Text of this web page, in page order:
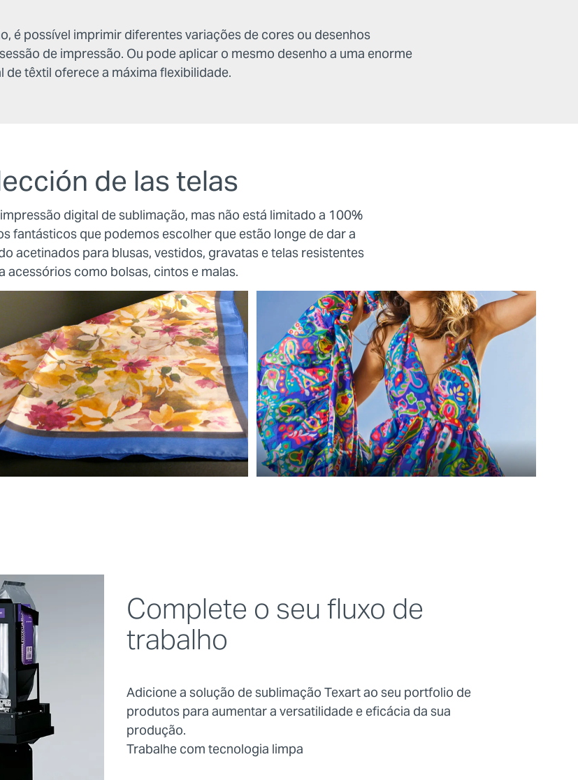
é possível imprimir diferentes variações de cores ou desenhos
de impressão. Ou pode aplicar o mesmo desenho a uma enorme
têxtil oferece a máxima flexibilidade.
de las telas
digital de sublimação, mas não está limitado a 100%
fantásticos que podemos escolher que estão longe de dar a
acetinados para blusas, vestidos, gravatas e telas resistentes
acessórios como bolsas, cintos e malas.
Complete o seu fluxo de
trabalho
Adicione a solução de sublimação Texart ao seu portfolio de
produtos para aumentar a versatilidade e eficácia da sua
produção.
Trabalhe com tecnologia limpa